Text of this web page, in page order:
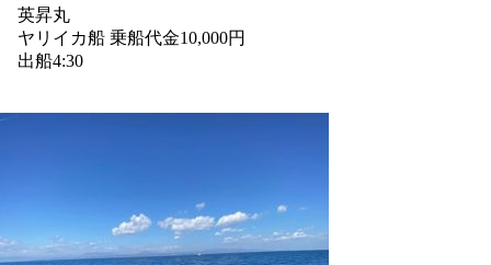
英昇丸
ヤリイカ船 乗船代金10,000円
出船4:30